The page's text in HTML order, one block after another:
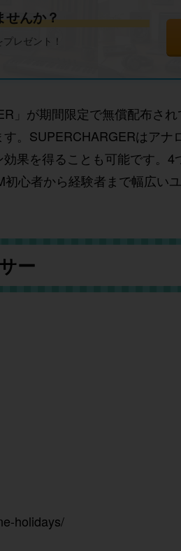
んか？
レゼント！
」が期間限定で無償配布さ
。SUPERCHARGERはアナ
果を得ることも可能です。
心者から経験者まで幅広い
ー
holidays/